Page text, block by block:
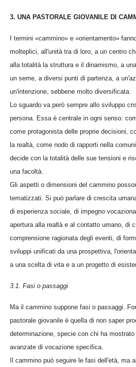
3. UNA PASTORALE GIOVANILE DI
I termini «cammino» e «orientamento»
molteplici, all'unità tra di loro, a un centro
alla totalità la struttura e il dinamismo, a
un seme, a diversi punti di partenza, a
un'intenzione, sebbene molto diversificata.
Lo sguardo va però sempre allo sviluppo
persona. Essa è centrale in ogni senso:
come protagonista delle proprie decisioni,
la realtà, come nodo di rapporti nella
decide con la totalità delle sue tensioni e
una facoltà.
Gli aspetti o dimensioni del cammino
tematizzati. Si può parlare di crescita
di esperienza sociale, di impegno
apertura alla realtà e al contatto umano, di
comprensione ragionata degli eventi, di
sviluppi unificati da una prospettiva,
a una scelta di vita e a un progetto di
3.1. Fasi o passaggi
Ma il cammino suppone fasi o passaggi.
pastorale giovanile è quella di non saper
determinazione, specie con chi ha
avanzate di vocazione specifica.
Il cammino può seguire le fasi dell'età, ma